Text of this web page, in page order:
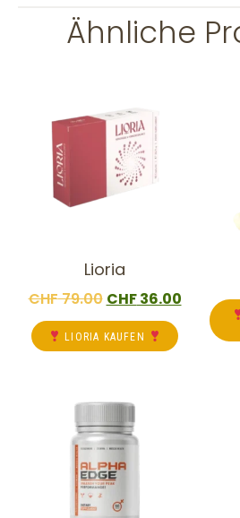
Ähnliche
Lioria
CHF79.00 CHF36.00
LIORIA KAUFEN